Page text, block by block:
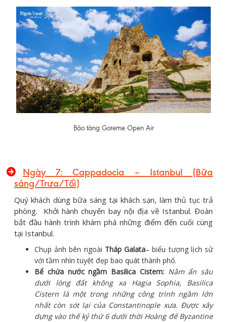
Bảo tàng Goreme Open Air
Ngày 7:Cappadocia – Istanbul (Bữa
sáng/Trưa/Tối)
Quý khách dùng bữa sáng tại khách sạn, làm thủ tục trả
phòng. Khởi hành chuyến bay nội địa về Istanbul. Đoàn
bắt đầu hành trình khám phá những điểm đến cuối cùng
tại Istanbul.
Chụp ảnh bên ngoài Tháp Galata– biểu tượng lịch sử
với tầm nhìn tuyệt đẹp bao quát thành phố.
Bể chứa nước ngầm Basilica Cistern: Nằm ẩn sâu
dưới lòng đất không xa Hagia Sophia, Basilica
Cistern là một trong những công trình ngầm lớn
nhất còn sót lại của Constantinople xưa. Được xây
dựng vào thế kỷ thứ 6 dưới thời Hoàng đế Byzantine